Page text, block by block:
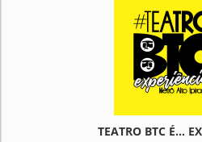
TEATRO BTC É...